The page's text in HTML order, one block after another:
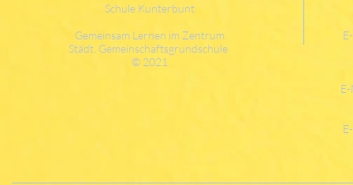
Schule Kunterbunt
Gemeinsam Lernen im Zentrum
Städt. Gemeinschaftsgrundschule
© 2021